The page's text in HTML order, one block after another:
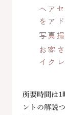
ヘア
をア
写真
お客
イク
所要時間は1
ントの解説